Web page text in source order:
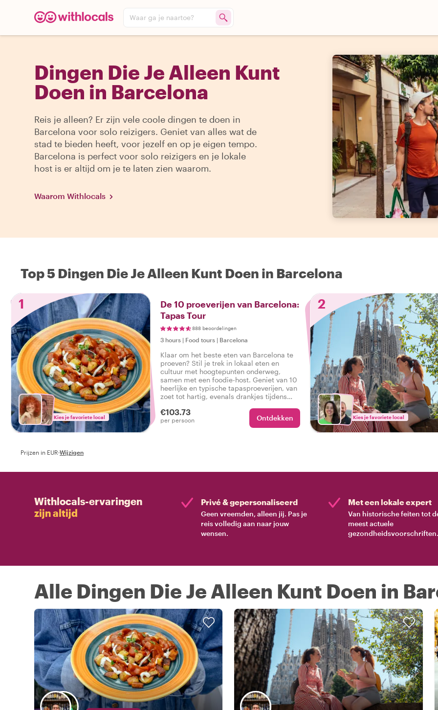
Waar ga je naartoe?
Dingen Die Je Alleen Kunt
Doen in Barcelona
Reis je alleen? Er zijn vele coole dingen te doen in
Barcelona voor solo reizigers. Geniet van alles wat de
stad te bieden heeft, voor jezelf en op je eigen tempo.
Barcelona is perfect voor solo reizigers en je lokale
host is er altijd om je te laten zien waarom.
Waarom Withlocals
Top 5 Dingen Die Je Alleen Kunt Doen in Barcelona
1
Kies je favoriete local
De 10 proeverijen van Barcelona:
Tapas Tour
888 beoordelingen
3 hours | Food tours | Barcelona
Klaar om het beste eten van Barcelona te
proeven? Stil je trek in lokaal eten en
cultuur met hoogtepunten onderweg,
samen met een foodie-host. Geniet van 10
heerlijke en typische tapasproeverijen, van
zoet tot hartig, evenals drankjes tijdens
€103.73
per persoon Ontdekken
2
Kies je favoriete local
Prijzen in EUR·Wijzigen
Withlocals-ervaringen
zijn altijd
Privé & gepersonaliseerd
Geen vreemden, alleen jij. Pas je
reis volledig aan naar jouw
wensen.
Met een lokale expert
Van historische feiten tot
meest actuele
gezondheidsvoorschriften.
Alle Dingen Die Je Alleen Kunt Doen in